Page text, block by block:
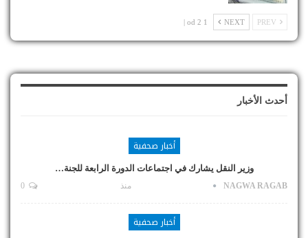
NEXT
1 od 2 |
أحدث الأخبار
أخبار صحفية
وزير النقل يشارك في اجتماعات الدورة الرابعة للجنة…
NAGWA RAGAB منذ
أخبار صحفية